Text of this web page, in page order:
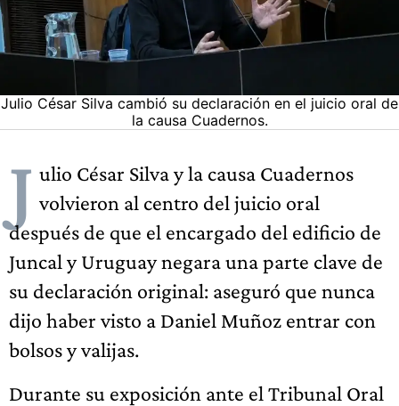
Julio César Silva cambió su declaración en el juicio oral de
la causa Cuadernos.
J ulio César Silva y la causa Cuadernos
volvieron al centro del juicio oral
después de que el encargado del edificio de
Juncal y Uruguay negara una parte clave de
su declaración original: aseguró que nunca
dijo haber visto a Daniel Muñoz entrar con
bolsos y valijas.
Durante su exposición ante el Tribunal Oral